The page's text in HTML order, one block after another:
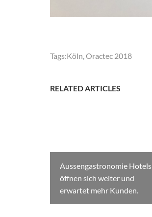
Tags:Köln,Oractec 2018
RELATED ARTICLES
Aussengastronomie Hotels
öffnen sich weiter und
erwartet mehr Kunden.